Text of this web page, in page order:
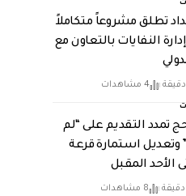
تطلق مشروعاً متكاملاً
النفايات بالتعاون مع
4 مشاهدات
تمدد التقديم على “لم
وتعديل استمارة قرعة
الأحد المقبل
8 مشاهدات